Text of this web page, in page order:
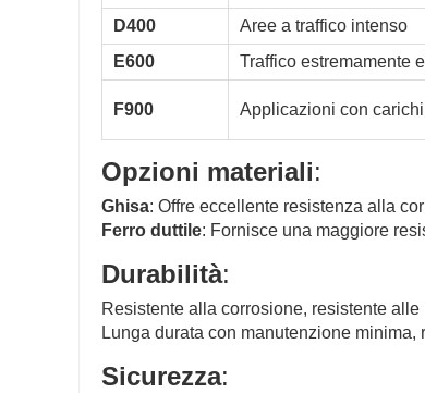
D400
Aree a traffico intenso
E600
Traffico estremamente
F900 Applicazioni con
Opzioni materiali:
Ghisa: Offre eccellente resistenza alla
Ferro duttile: Fornisce una maggiore
Durabilità:
Resistente alla corrosione, resistente
Lunga durata con manutenzione
Sicurezza: